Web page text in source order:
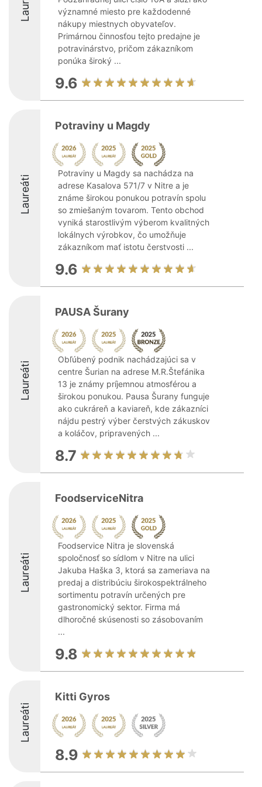
významné miesto pre každodenné
nákupy miestnych obyvateľov.
Primárnou činnosťou tejto predajne je
potravinárstvo, pričom zákazníkom
ponúka široký ...
9.6
Laureáti
Potraviny u Magdy
Potraviny u Magdy sa nachádza na
adrese Kasalova 571/7 v Nitre a je
známe širokou ponukou potravín spolu
so zmiešaným tovarom. Tento obchod
vyniká starostlivým výberom kvalitných
lokálnych výrobkov, čo umožňuje
zákazníkom mať istotu čerstvosti ...
9.6
Laureáti
PAUSA Šurany
Obľúbený podnik nachádzajúci sa v
centre Šurian na adrese M.R.Štefánika
13 je známy príjemnou atmosférou a
širokou ponukou. Pausa Šurany funguje
ako cukráreň a kaviareň, kde zákazníci
nájdu pestrý výber čerstvých zákuskov
a koláčov, pripravených ...
8.7
Laureáti
FoodserviceNitra
Foodservice Nitra je slovenská
spoločnosť so sídlom v Nitre na ulici
Jakuba Haška 3, ktorá sa zameriava na
predaj a distribúciu širokospektrálneho
sortimentu potravín určených pre
gastronomický sektor. Firma má
dlhoročné skúsenosti so zásobovaním
...
9.8
Laureáti
Kitti Gyros
8.9